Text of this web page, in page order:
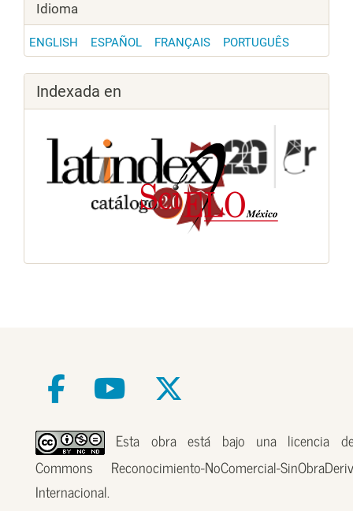
Idioma
ENGLISH ESPAÑOL FRANÇAIS PORTUGUÊS
Indexada en
Esta obra está bajo una licencia
Commons Reconocimiento-NoComercial-
Internacional.